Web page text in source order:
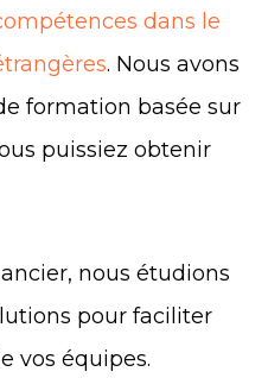
dans le
. Nous avons
formation basée sur
puissiez obtenir
nous étudions
pour faciliter
vos équipes.